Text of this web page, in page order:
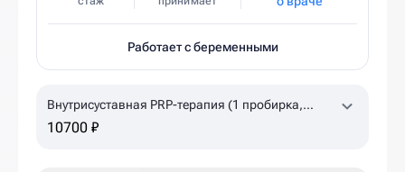
Работает с беременными
Внутрисуставная PRP-терапия (1 пробирка,
коленный, плечевой суставы)
10700 ₽